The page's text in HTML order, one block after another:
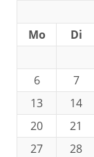
Mo
Di
6
7
13
14
20
21
27
28